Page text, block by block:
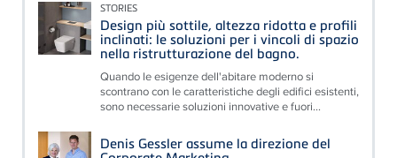
STORIES
Design più sottile, altezza ridotta e profili
inclinati: le soluzioni per i vincoli di spazio
nella ristrutturazione del bagno.
Quando le esigenze dell'abitare moderno si
scontrano con le caratteristiche degli edifici esistenti,
sono necessarie soluzioni innovative e fuori...
Denis Gessler assume la direzione del